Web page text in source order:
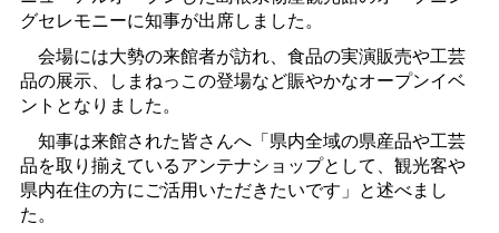
グセレモニーに知事が出席しました。
会場には大勢の来館者が訪れ、食品の実演販売や工芸
品の展示、しまねっこの登場など賑やかなオープンイベ
ントとなりました。
知事は来館された皆さんへ「県内全域の県産品や工芸
品を取り揃えているアンテナショップとして、観光客や
県内在住の方にご活用いただきたいです」と述べまし
た。